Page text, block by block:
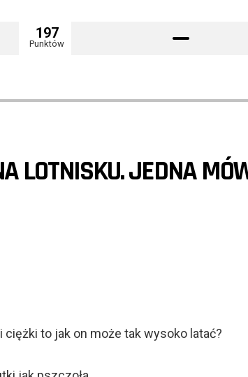
197
Punktów
LOTNISKU. JEDNA
to jak on może tak wysoko latać?